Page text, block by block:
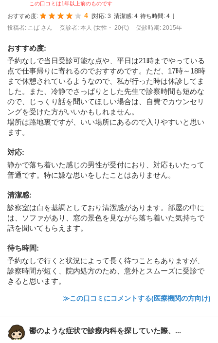
この口コミは1年以上前のものです
おすすめ度: 4 対応: 3 清潔感: 4 待ち時間: 4
投稿者: こば さん
受診者: 本人 (女性・ 20代) 受診時期: 2015年
おすすめ度:
予約なしで当日受診可能な点や、平日は21時までやっている
点で仕事帰りに寄れるのでおすすめです。ただ、17時～18時
まで休憩されているようなので、私が行った時は休診してま
した。また、冷静でさっぱりとした先生で診察時間も短めな
ので、じっくり話を聞いてほしい場合は、自費でカウンセリ
ングを受けた方がいいかもしれません。
場所は路地裏ですが、いい場所にあるので入りやすいと思い
ます。
対応:
静かで落ち着いた感じの男性が受付におり、対応もいたって
普通です。特に嫌な思いをしたことはありません。
清潔感:
診察室は白を基調としており清潔感があります。部屋の中に
は、ソファがあり、窓の景色を見ながら落ち着いた気持ちで
話を聞いてもらえます。
待ち時間:
予約なしで行くと状況によって長く待つこともありますが、
診察時間が短く、院内処方のため、意外とスムーズに受診で
きると思います。
≫この口コミにコメントする(医療機関の方向け)
鬱のような症状で診療内科を探していた際、...